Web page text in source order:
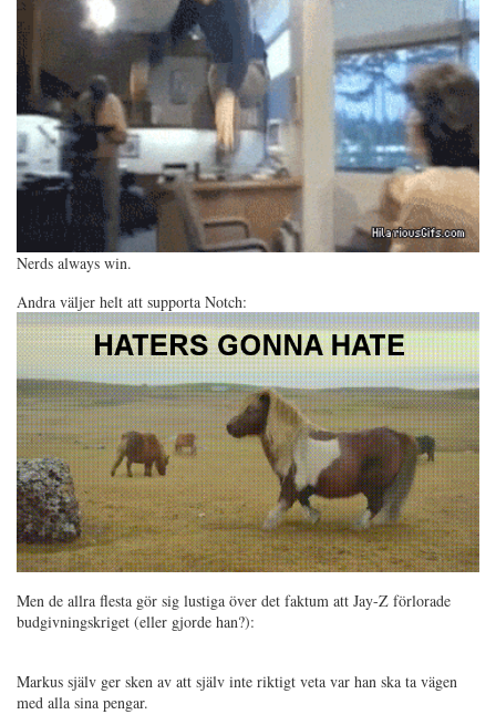
Nerds always win.
Andra väljer helt att supporta Notch:
Men de allra flesta gör sig lustiga över det faktum att Jay-Z förlorade
budgivningskriget (eller gjorde han?):
Markus själv ger sken av att själv inte riktigt veta var han ska ta vägen
med alla sina pengar.